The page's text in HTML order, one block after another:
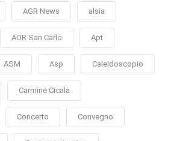
AGR News alsia
AOR San Carlo Apt
ASM Asp Caleidoscopio
Carmine Cicala
Concerto Convegno